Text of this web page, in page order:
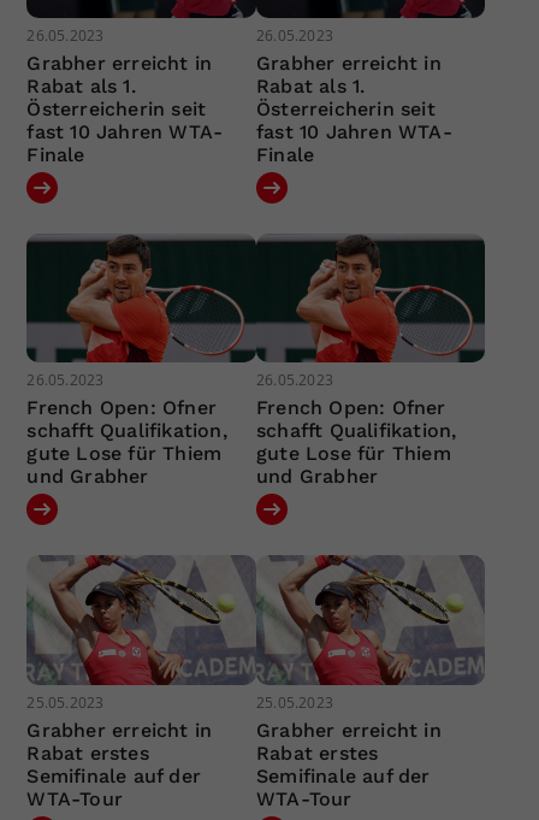
26.05.2023
Grabher erreicht in
Rabat als 1.
Österreicherin seit
fast 10 Jahren WTA-
Finale
26.05.2023
Grabher erreicht in
Rabat als 1.
Österreicherin seit
fast 10 Jahren WTA-
Finale
26.05.2023
French Open: Ofner
schafft Qualifikation,
gute Lose für Thiem
und Grabher
26.05.2023
French Open: Ofner
schafft Qualifikation,
gute Lose für Thiem
und Grabher
25.05.2023
Grabher erreicht in
Rabat erstes
Semifinale auf der
WTA-Tour
25.05.2023
Grabher erreicht in
Rabat erstes
Semifinale auf der
WTA-Tour